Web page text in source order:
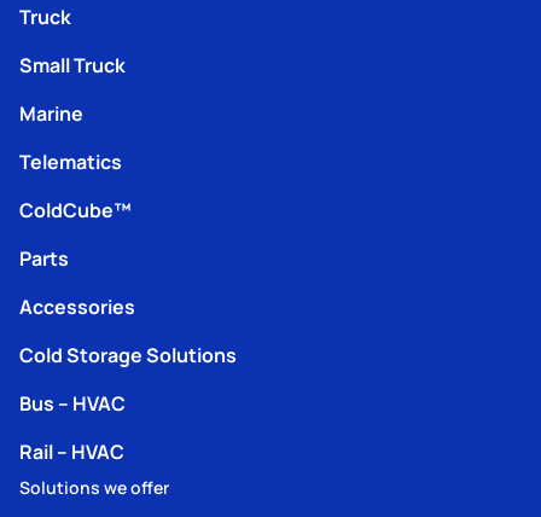
Truck
Small Truck
Marine
Telematics
ColdCube™
Parts
Accessories
Cold Storage Solutions
Bus – HVAC
Rail – HVAC
Solutions we offer